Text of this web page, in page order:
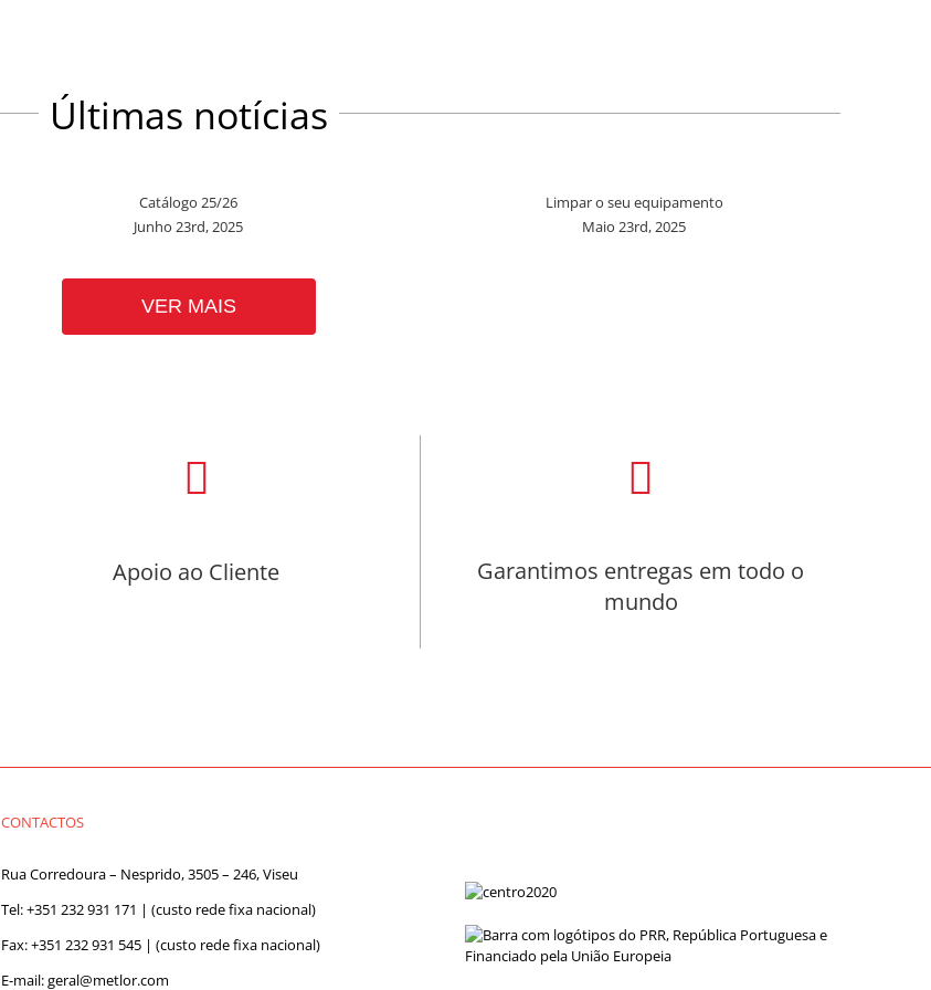
Últimas notícias
Catálogo 25/26
Junho 23rd, 2025
Limpar o seu equipamento
Maio 23rd, 2025
VER MAIS
Apoio ao Cliente
Garantimos entregas em todo o
mundo
CONTACTOS
Rua Corredoura – Nesprido, 3505 – 246, Viseu
Tel:+351 232 931 171 | (custo rede fixa nacional)
Fax: +351 232 931 545 | (custo rede fixa nacional)
E-mail:geral@metlor.com